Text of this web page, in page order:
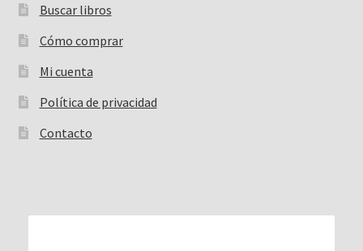
Buscar libros
Buscar:
Cómo comprar
Mi cuenta
Política de privacidad
Contacto